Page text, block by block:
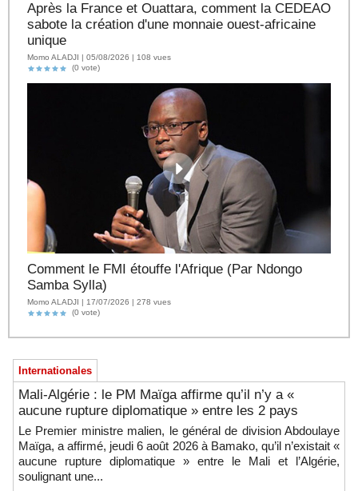
Après la France et Ouattara, comment la CEDEAO
sabote la création d'une monnaie ouest-africaine
unique
Momo ALADJI | 05/08/2026 | 108 vues
(0 vote)
Comment le FMI étouffe l'Afrique (Par Ndongo
Samba Sylla)
Momo ALADJI | 17/07/2026 | 278 vues
(0 vote)
Internationales
Mali-Algérie : le PM Maïga affirme qu’il n’y a «
aucune rupture diplomatique » entre les 2 pays
Le Premier ministre malien, le général de division Abdoulaye
Maïga, a affirmé, jeudi 6 août 2026 à Bamako, qu’il n’existait «
aucune rupture diplomatique » entre le Mali et l’Algérie,
soulignant une...